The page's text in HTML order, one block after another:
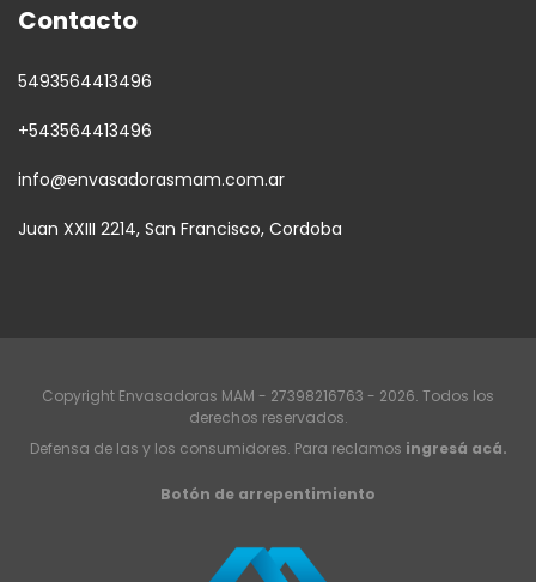
Contacto
5493564413496
+543564413496
info@envasadorasmam.com.ar
Juan XXIII 2214, San Francisco, Cordoba
Copyright Envasadoras MAM - 27398216763 - 2026. Todos los
derechos reservados.
Defensa de las y los consumidores. Para reclamos ingresá acá.
Botón de arrepentimiento